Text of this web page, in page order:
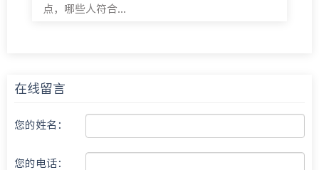
点，哪些人符合...
在线留言
您的姓名：
您的电话：